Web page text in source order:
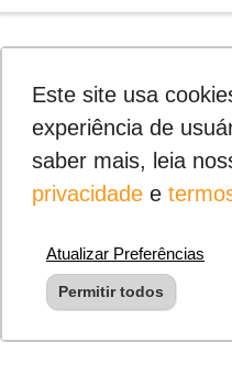
Este site usa
experiência de
saber mais, leia
privacidadee
Atualizar Preferências
Permitir todos